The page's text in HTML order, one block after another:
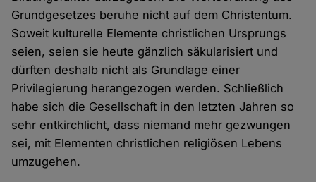
Grundgesetzes beruhe nicht auf dem Christentum.
Soweit kulturelle Elemente christlichen Ursprungs
seien, seien sie heute gänzlich säkularisiert und
dürften deshalb nicht als Grundlage einer
Privilegierung herangezogen werden. Schließlich
habe sich die Gesellschaft in den letzten Jahren so
sehr entkirchlicht, dass niemand mehr gezwungen
sei, mit Elementen christlichen religiösen Lebens
umzugehen.